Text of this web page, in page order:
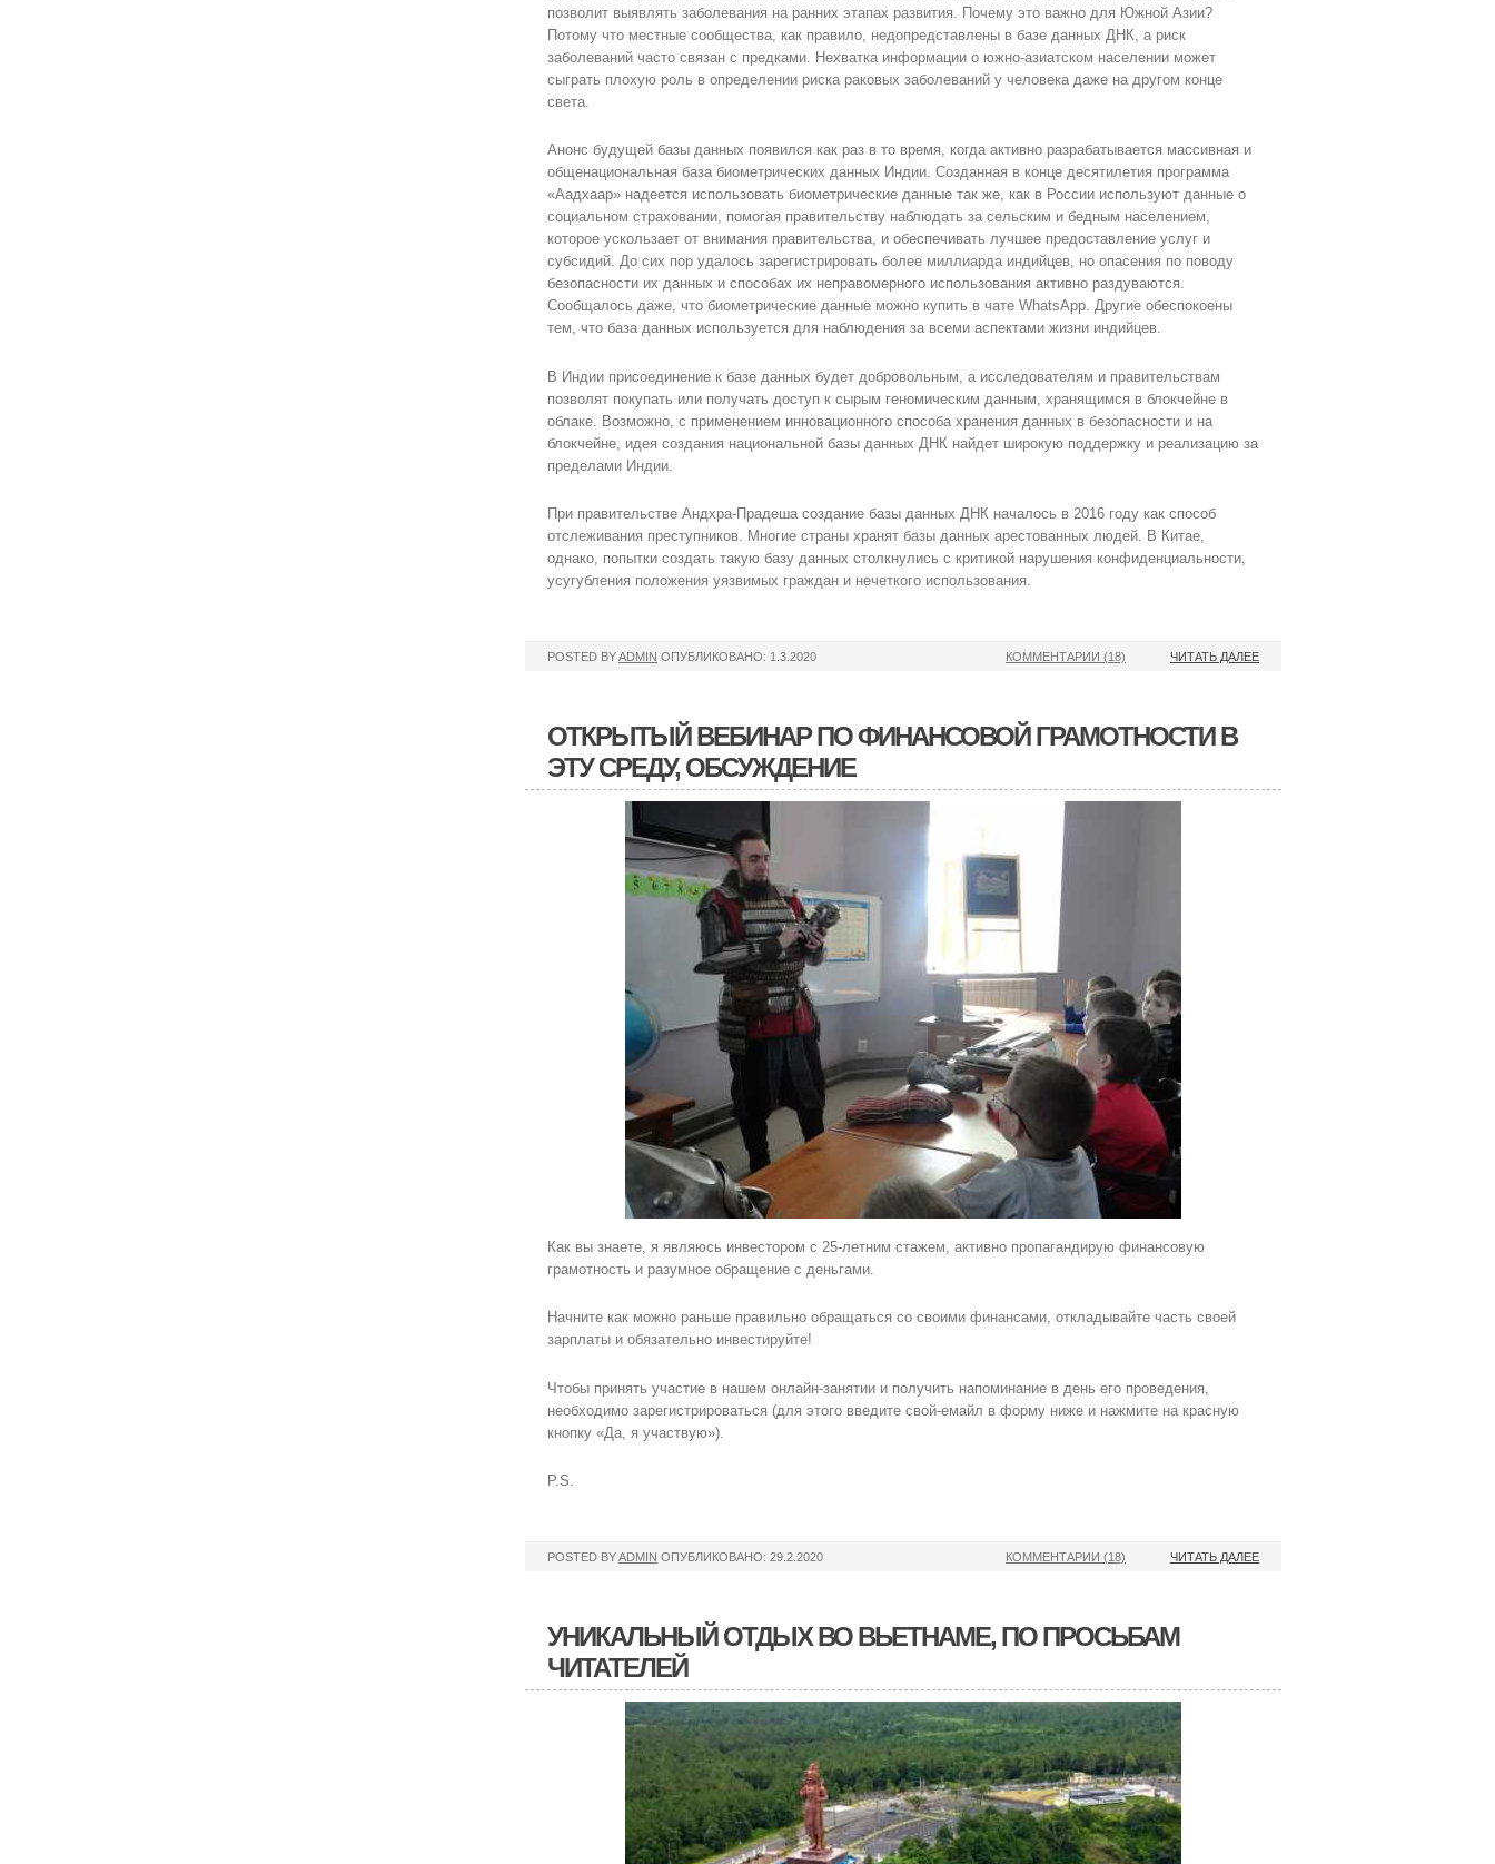
позволит выявлять заболевания на ранних этапах развития. Почему это важно для Южной Азии?
Потому что местные сообщества, как правило, недопредставлены в базе данных ДНК, а риск
заболеваний часто связан с предками. Нехватка информации о южно-азиатском населении может
сыграть плохую роль в определении риска раковых заболеваний у человека даже на другом конце
света.
Анонс будущей базы данных появился как раз в то время, когда активно разрабатывается массивная и
общенациональная база биометрических данных Индии. Созданная в конце десятилетия программа
«Аадхаар» надеется использовать биометрические данные так же, как в России используют данные о
социальном страховании, помогая правительству наблюдать за сельским и бедным населением,
которое ускользает от внимания правительства, и обеспечивать лучшее предоставление услуг и
субсидий. До сих пор удалось зарегистрировать более миллиарда индийцев, но опасения по поводу
безопасности их данных и способах их неправомерного использования активно раздуваются.
Сообщалось даже, что биометрические данные можно купить в чате WhatsApp. Другие обеспокоены
тем, что база данных используется для наблюдения за всеми аспектами жизни индийцев.
В Индии присоединение к базе данных будет добровольным, а исследователям и правительствам
позволят покупать или получать доступ к сырым геномическим данным, хранящимся в блокчейне в
облаке. Возможно, с применением инновационного способа хранения данных в безопасности и на
блокчейне, идея создания национальной базы данных ДНК найдет широкую поддержку и реализацию за
пределами Индии.
При правительстве Андхра-Прадеша создание базы данных ДНК началось в 2016 году как способ
отслеживания преступников. Многие страны хранят базы данных арестованных людей. В Китае,
однако, попытки создать такую базу данных столкнулись с критикой нарушения конфиденциальности,
усугубления положения уязвимых граждан и нечеткого использования.
POSTED BYADMIN ОПУБЛИКОВАНО: 1.3.2020 ЧИТАТЬ ДАЛЕЕ
КОММЕНТАРИИ (18)
ОТКРЫТЫЙ ВЕБИНАР ПО ФИНАНСОВОЙ ГРАМОТНОСТИ В
ЭТУ СРЕДУ, ОБСУЖДЕНИЕ
Как вы знаете, я являюсь инвестором с 25-летним стажем, активно пропагандирую финансовую
грамотность и разумное обращение с деньгами.
Начните как можно раньше правильно обращаться со своими финансами, откладывайте часть своей
зарплаты и обязательно инвестируйте!
Чтобы принять участие в нашем онлайн-занятии и получить напоминание в день его проведения,
необходимо зарегистрироваться (для этого введите свой-емайл в форму ниже и нажмите на красную
кнопку «Да, я участвую»).
P.S.
POSTED BYADMIN ОПУБЛИКОВАНО: 29.2.2020 ЧИТАТЬ ДАЛЕЕ
КОММЕНТАРИИ (18)
УНИКАЛЬНЫЙ ОТДЫХ ВО ВЬЕТНАМЕ, ПО ПРОСЬБАМ
ЧИТАТЕЛЕЙ